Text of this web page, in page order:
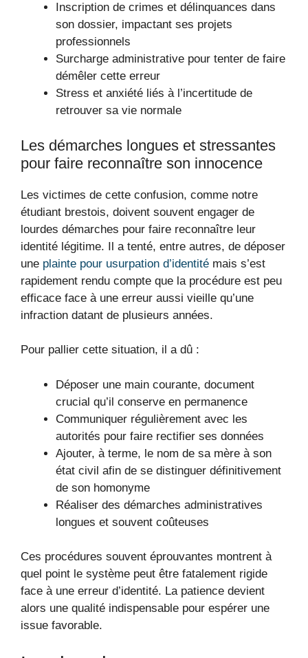
Inscription de crimes et délinquances dans
son dossier, impactant ses projets
professionnels
Surcharge administrative pour tenter de faire
démêler cette erreur
Stress et anxiété liés à l’incertitude de
retrouver sa vie normale
Les démarches longues et stressantes
pour faire reconnaître son innocence
Les victimes de cette confusion, comme notre
étudiant brestois, doivent souvent engager de
lourdes démarches pour faire reconnaître leur
identité légitime. Il a tenté, entre autres, de déposer
une plainte pour usurpation d’identité mais s’est
rapidement rendu compte que la procédure est peu
efficace face à une erreur aussi vieille qu’une
infraction datant de plusieurs années.
Pour pallier cette situation, il a dû :
Déposer une main courante, document
crucial qu’il conserve en permanence
Communiquer régulièrement avec les
autorités pour faire rectifier ses données
Ajouter, à terme, le nom de sa mère à son
état civil afin de se distinguer définitivement
de son homonyme
Réaliser des démarches administratives
longues et souvent coûteuses
Ces procédures souvent éprouvantes montrent à
quel point le système peut être fatalement rigide
face à une erreur d’identité. La patience devient
alors une qualité indispensable pour espérer une
issue favorable.